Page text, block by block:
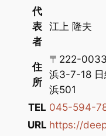
代
表
者
江上 隆夫
住
所
〒222-
浜3-7-18 日
浜501
TEL 045-594-
URL https://